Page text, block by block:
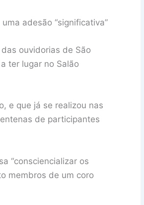
adesão “significativa”
ouvidorias de São
ter lugar no Salão
e que já se realizou nas
de participantes
“consciencializar os
membros de um coro